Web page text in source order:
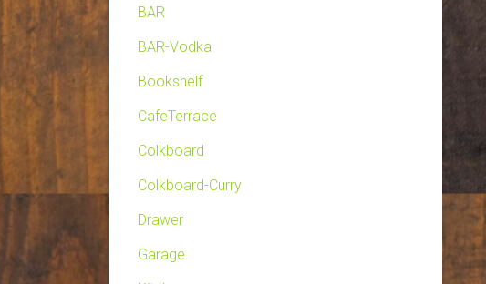
BAR
BAR-Vodka
Bookshelf
CafeTerrace
Colkboard
Colkboard-Curry
Drawer
Garage